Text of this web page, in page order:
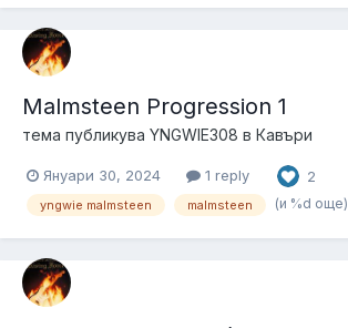
Malmsteen Progression 1
тема публикува YNGWIE308 в Кавъри
Януари 30, 2024 1 reply 2
yngwie malmsteen malmsteen (и %d още)